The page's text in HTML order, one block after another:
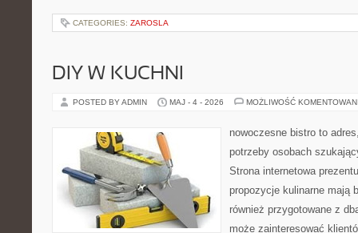
CATEGORIES: ZAROSLA
DIY W KUCHNI
POSTED BY ADMIN MAJ - 4 - 2026 MOŻLIWOŚĆ
nowoczesne bistro to
potrzeby osobach
Strona internetowa
propozycje kulinarne mają
również przygotowane z
może zainteresować